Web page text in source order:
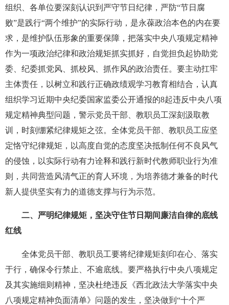
组织、各单位要深刻认识到严守节日纪律，严防“节日腐
败”是践行“两个维护”的实际行动，是永葆政治本色的内在要
求，是维护队伍形象的重要保障，把落实中央八项规定精神
作为一项政治纪律和政治规矩抓实抓好，自觉担负起协助党
委、纪委抓党风、抓校风、抓作风的政治责任。要主动扛牢
主体责任，以树立和践行正确政绩观学习教育相结合，认真
组织学习近期中央纪委国家监委公开通报的8起违反中央八项
规定精神典型问题，警示党员干部、教职员工深刻汲取教
训，时刻绷紧纪律规矩之弦。全体党员干部、教职员工应坚
定恪守纪律规矩，以高度自觉的态度坚决抵制任何不良风气
的侵蚀，以实际行动有力诠释和践行新时代教师职业行为准
则，共同营造风清气正的育人环境，为培养德才兼备的时代
新人提供坚实有力的道德支撑与行为示范。
二、严明纪律规矩，坚决守住节日期间廉洁自律的底线
红线
全体党员干部、教职员工要将纪律规矩刻印在心、落实
于行，确保令行禁止、不逾底线。要严格执行中央八项规定
及其实施细则精神，坚决杜绝违反《西北政法大学落实中央
八项规定精神负面清单》问题的发生，坚决做到“十个严